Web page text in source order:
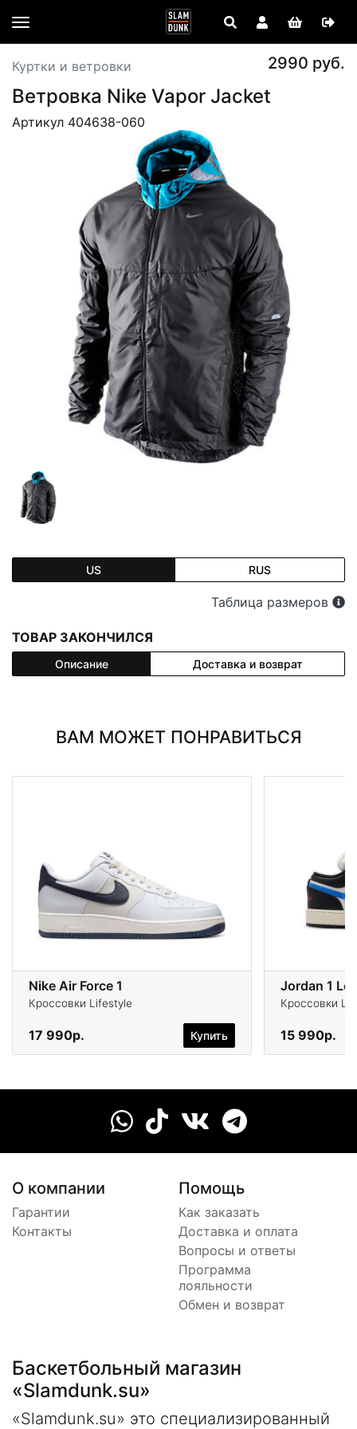
Куртки и ветровки 2990 руб.
Ветровка Nike Vapor Jacket
Артикул 404638-060
US RUS
Таблица размеров
ТОВАР ЗАКОНЧИЛСЯ
Описание Доставка и возврат
ВАМ МОЖЕТ ПОНРАВИТЬСЯ
Nike Air Force 1
Кроссовки Lifestyle
17 990р. Купить
Jordan 1
Кроссовки
15 990р.
О компании
Гарантии
Контакты
Помощь
Как заказать
Доставка и оплата
Вопросы и ответы
Программа
лояльности
Обмен и возврат
Баскетбольный магазин
«Slamdunk.su»
«Slamdunk.su» это специализированный